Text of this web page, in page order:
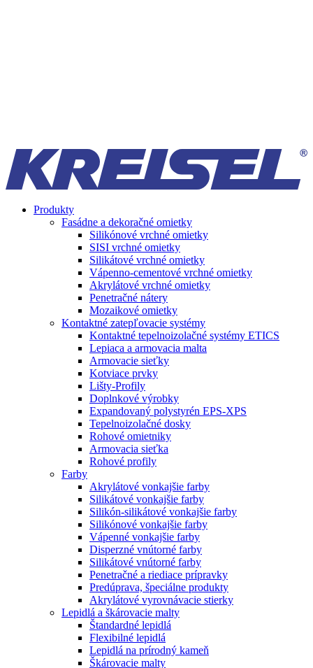
Produkty
Fasádne a dekoračné omietky
Silikónové vrchné omietky
SISI vrchné omietky
Silikátové vrchné omietky
Vápenno-cementové vrchné omietky
Akrylátové vrchné omietky
Penetračné nátery
Mozaikové omietky
Kontaktné zatepľovacie systémy
Kontaktné tepelnoizolačné systémy ETICS
Lepiaca a armovacia malta
Armovacie sieťky
Kotviace prvky
Lišty-Profily
Doplnkové výrobky
Expandovaný polystyrén EPS-XPS
Tepelnoizolačné dosky
Rohové omietniky
Armovacia sieťka
Rohové profily
Farby
Akrylátové vonkajšie farby
Silikátové vonkajšie farby
Silikón-silikátové vonkajšie farby
Silikónové vonkajšie farby
Vápenné vonkajšie farby
Disperzné vnútorné farby
Silikátové vnútorné farby
Penetračné a riediace prípravky
Predúprava, špeciálne produkty
Akrylátové vyrovnávacie stierky
Lepidlá a škárovacie malty
Štandardné lepidlá
Flexibilné lepidlá
Lepidlá na prírodný kameň
Škárovacie malty